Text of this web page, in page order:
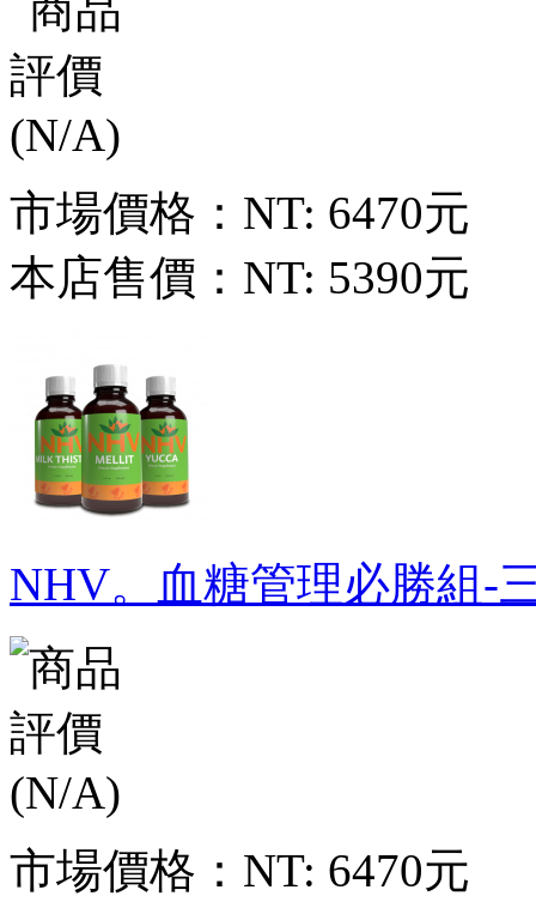
市場價格： NT: 6470元
本店售價： NT: 5390元
NHV。血糖管理必勝組-
市場價格： NT: 6470元